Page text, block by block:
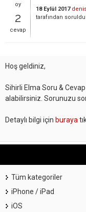
oy
2
cevap
18 Eylül 2017
tarafından soruldu
Hoş geldiniz,
Sihirli Elma Soru &
alabilirsiniz. Sorunuzu
Detaylı bilgi için buraya
Tüm kategoriler
iPhone / iPad
iOS